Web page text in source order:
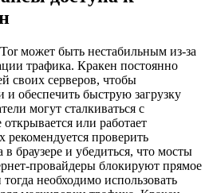
может быть нестабильным из-за
трафика. Кракен постоянно
своих серверов, чтобы
обеспечить быструю загрузку
могут сталкиваться с
или работает
рекомендуется проверить
браузере и убедиться, что мосты
провайдеры блокируют прямое
необходимо использовать